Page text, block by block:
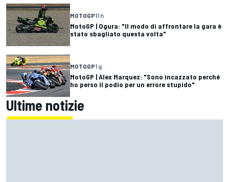
MOTOGP11 h
MotoGP | Ogura: "Il modo di affrontare la gara è
stato sbagliato questa volta"
MOTOGP1 g
MotoGP | Alex Marquez: "Sono incazzato perché
ho perso il podio per un errore stupido"
Ultime notizie